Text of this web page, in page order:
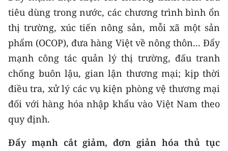
tiêu dùng trong nước, các chương trình bình ổn
thị trường, xúc tiến nông sản, mỗi xã một sản
phẩm (OCOP), đưa hàng Việt về nông thôn... Đẩy
mạnh công tác quản lý thị trường, đấu tranh
chống buôn lậu, gian lận thương mại; kịp thời
điều tra, xử lý các vụ kiện phòng vệ thương mại
đối với hàng hóa nhập khẩu vào Việt Nam theo
quy định.
Đẩy mạnh cắt giảm, đơn giản hóa thủ tục